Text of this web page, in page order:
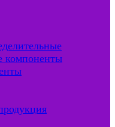
компоненты